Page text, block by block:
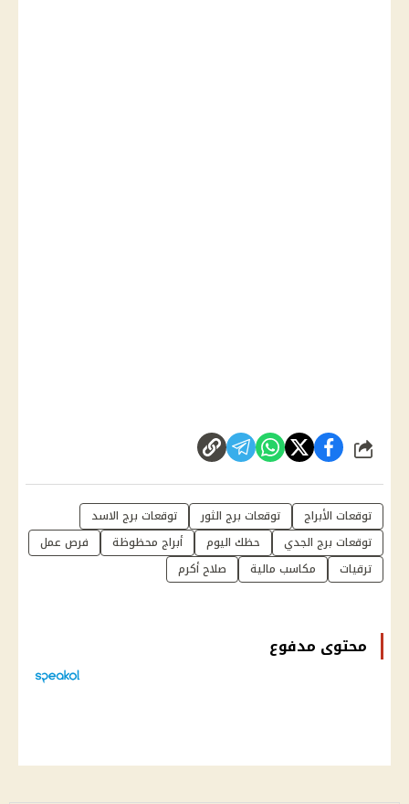
شارك
توقعات الأبراج توقعات برج الثور
توقعات برج الاسد
توقعات برج الجدي
حظك اليوم أبراج محظوظة
فرص عمل
ترقيات
مكاسب مالية صلاح أكرم
محتوى مدفوع